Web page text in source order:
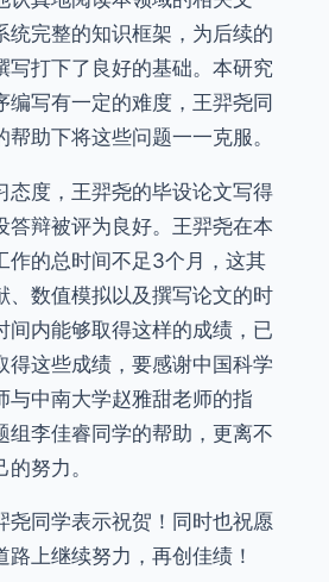
统完整的知识框架，为后续的
写打下了良好的基础。本研究
编写有一定的难度，王羿尧同
助下将这些问题一一克服。
态度，王羿尧的毕设论文写得
答辩被评为良好。王羿尧在本
作的总时间不足3个月，这其
、数值模拟以及撰写论文的时
间内能够取得这样的成绩，已
得这些成绩，要感谢中国科学
与中南大学赵雅甜老师的指
组李佳睿同学的帮助，更离不
努力。
尧同学表示祝贺！同时也祝愿
上继续努力，再创佳绩！